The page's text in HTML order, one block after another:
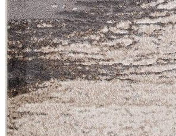
₽
до
5
000
₽
от
5
000
₽
до
15
000